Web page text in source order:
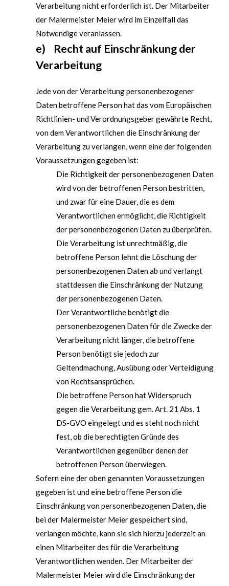
Verarbeitung nicht erforderlich ist. Der Mitarbeiter
der Malermeister Meier wird im Einzelfall das
Notwendige veranlassen.
e) Recht auf Einschränkung der
Verarbeitung
Jede von der Verarbeitung personenbezogener
Daten betroffene Person hat das vom Europäischen
Richtlinien- und Verordnungsgeber gewährte Recht,
von dem Verantwortlichen die Einschränkung der
Verarbeitung zu verlangen, wenn eine der folgenden
Voraussetzungen gegeben ist:
Die Richtigkeit der personenbezogenen Daten
wird von der betroffenen Person bestritten,
und zwar für eine Dauer, die es dem
Verantwortlichen ermöglicht, die Richtigkeit
der personenbezogenen Daten zu überprüfen.
Die Verarbeitung ist unrechtmäßig, die
betroffene Person lehnt die Löschung der
personenbezogenen Daten ab und verlangt
stattdessen die Einschränkung der Nutzung
der personenbezogenen Daten.
Der Verantwortliche benötigt die
personenbezogenen Daten für die Zwecke der
Verarbeitung nicht länger, die betroffene
Person benötigt sie jedoch zur
Geltendmachung, Ausübung oder Verteidigung
von Rechtsansprüchen.
Die betroffene Person hat Widerspruch
gegen die Verarbeitung gem. Art. 21 Abs. 1
DS-GVO eingelegt und es steht noch nicht
fest, ob die berechtigten Gründe des
Verantwortlichen gegenüber denen der
betroffenen Person überwiegen.
Sofern eine der oben genannten Voraussetzungen
gegeben ist und eine betroffene Person die
Einschränkung von personenbezogenen Daten, die
bei der Malermeister Meier gespeichert sind,
verlangen möchte, kann sie sich hierzu jederzeit an
einen Mitarbeiter des für die Verarbeitung
Verantwortlichen wenden. Der Mitarbeiter der
Malermeister Meier wird die Einschränkung der